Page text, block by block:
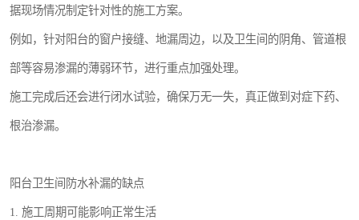
据现场情况制定针对性的施工方案。
例如，针对阳台的窗户接缝、地漏周边，以及卫生间的阴角、管道根
部等容易渗漏的薄弱环节，进行重点加强处理。
施工完成后还会进行闭水试验，确保万无一失，真正做到对症下药、
根治渗漏。
阳台卫生间防水补漏的缺点
1. 施工周期可能影响正常生活